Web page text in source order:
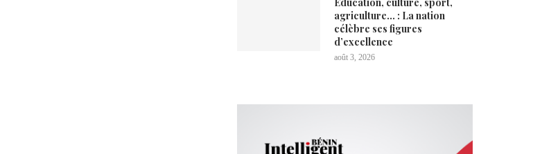
agriculture… : La nation
célèbre ses figures
d’excellence
août 3, 2026